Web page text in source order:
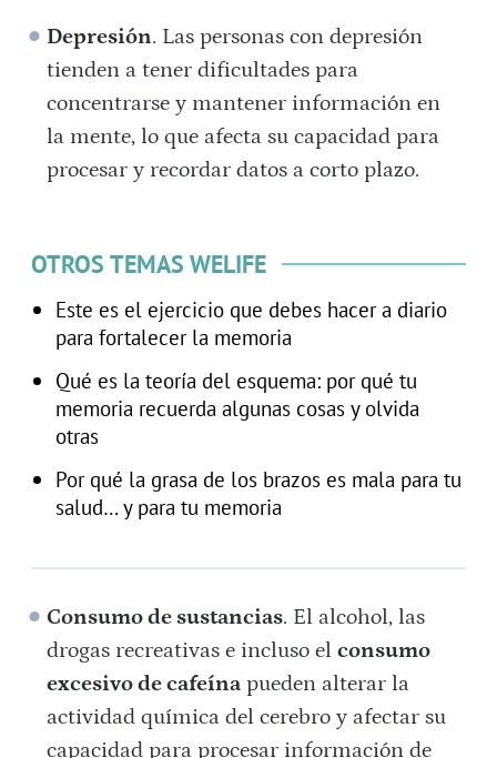
Depresión. Las personas con depresión
tienden a tener dificultades para
concentrarse y mantener información en
la mente, lo que afecta su capacidad para
procesar y recordar datos a corto plazo.
OTROS TEMAS WELIFE
Este es el ejercicio que debes hacer a diario
para fortalecer la memoria
Qué es la teoría del esquema: por qué tu
memoria recuerda algunas cosas y olvida
otras
Por qué la grasa de los brazos es mala para tu
salud… y para tu memoria
Consumo de sustancias. El alcohol, las
drogas recreativas e incluso elconsumo
excesivo de cafeína pueden alterar la
actividad química del cerebro y afectar su
capacidad para procesar información de